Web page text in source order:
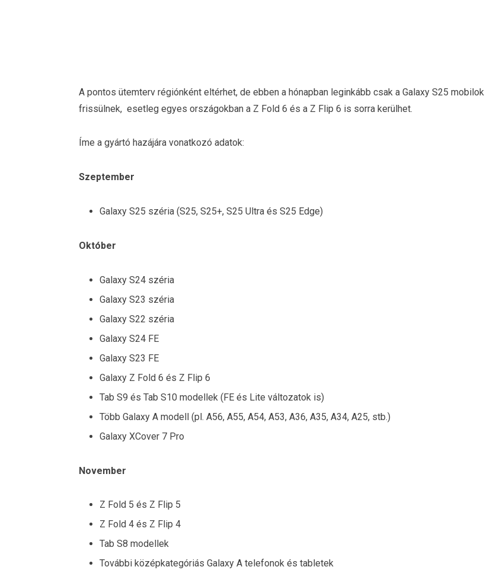
A pontos ütemterv régiónként eltérhet, de ebben a hónapban leginkább csak a Galaxy S25 mobilok
frissülnek, esetleg egyes országokban a Z Fold 6 és a Z Flip 6 is sorra kerülhet.
Íme a gyártó hazájára vonatkozó adatok:
Szeptember
Galaxy S25 széria (S25, S25+, S25 Ultra és S25 Edge)
Október
Galaxy S24 széria
Galaxy S23 széria
Galaxy S22 széria
Galaxy S24 FE
Galaxy S23 FE
Galaxy Z Fold 6 és Z Flip 6
Tab S9 és Tab S10 modellek (FE és Lite változatok is)
Több Galaxy A modell (pl. A56, A55, A54, A53, A36, A35, A34, A25, stb.)
Galaxy XCover 7 Pro
November
Z Fold 5 és Z Flip 5
Z Fold 4 és Z Flip 4
Tab S8 modellek
További középkategóriás Galaxy A telefonok és tabletek